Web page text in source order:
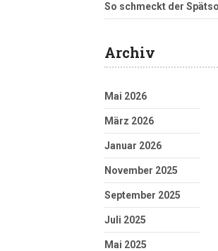
So schmeckt der
Archiv
Mai 2026
März 2026
Januar 2026
November 2025
September 2025
Juli 2025
Mai 2025